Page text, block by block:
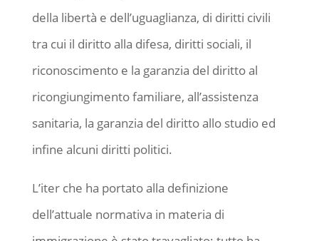
della libertà e dell’uguaglianza, di diritti civili
tra cui il diritto alla difesa, diritti sociali, il
riconoscimento e la garanzia del diritto al
ricongiungimento familiare, all’assistenza
sanitaria, la garanzia del diritto allo studio ed
infine alcuni diritti politici.
L’iter che ha portato alla definizione
dell’attuale normativa in materia di